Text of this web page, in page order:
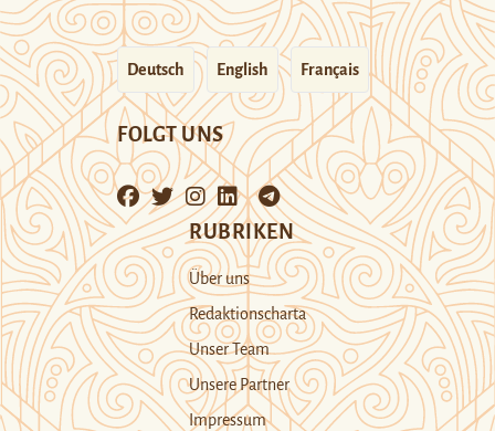
Deutsch English Français
FOLGT UNS
RUBRIKEN
Über uns
Redaktionscharta
Unser Team
Unsere Partner
Impressum